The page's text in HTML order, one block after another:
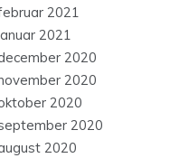
2021
2021
2020
2020
2020
2020
2020